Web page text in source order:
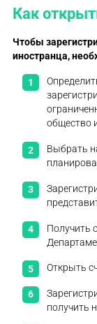
Как
Чтобы
иностранца,
общество
Выбрать
Получить
Открыть
получить